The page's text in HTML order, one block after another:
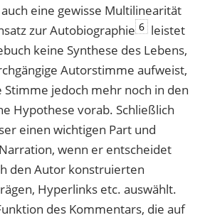
eine gewisse Multilinearität
zur Autobiographie 6 leistet
keine Synthese des Lebens,
Autorstimme aufweist,
Stimme jedoch mehr noch in den
Hypothese vorab. Schließlich
einen wichtigen Part und
wenn er entscheidet
den Autor konstruierten
Hyperlinks etc. auswählt.
des Kommentars, die auf